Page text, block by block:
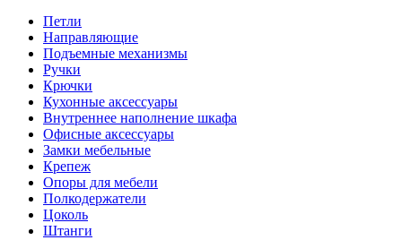
Петли
Направляющие
Подъемные механизмы
Ручки
Крючки
Кухонные аксессуары
Внутреннее наполнение шкафа
Офисные аксессуары
Замки мебельные
Крепеж
Опоры для мебели
Полкодержатели
Цоколь
Штанги